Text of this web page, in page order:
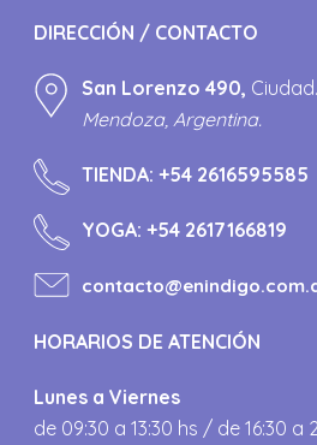
DIRECCIÓN / CONTACTO
San Lorenzo 490, Ciudad.
Mendoza, Argentina.
TIENDA:+54 2616595585
YOGA:+54 2617166819
HORARIOS DE ATENCIÓN
Lunes a Viernes
de 09:30 a 13:30 hs / de 16:30 a